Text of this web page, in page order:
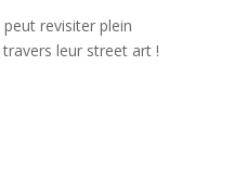
peut revisiter plein
travers leur street art !